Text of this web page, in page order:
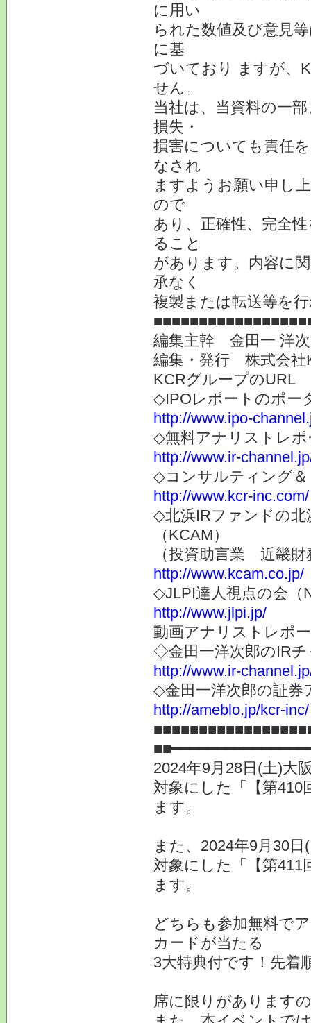
に用い
られた数値及び意見
に基
づいており ますが、
せん。
当社は、当資料の一
損失・
損害についても責任
なされ
ますようお願い申し
ので
あり、正確性、完全
ること
があります。内容に
承なく
複製または転送等を
編集主幹 金田一 洋
編集・発行 株式会社
KCRグループのURL
◇IPOレポートのポー
http://www.ipo-
◇無料アナリストレ
http://www.ir-
◇コンサルティング＆
http://www.kcr-inc.com/
◇北浜IRファンドの
（KCAM）
（投資助言業 近畿財
http://www.kcam.co.jp/
◇JLPI達人視点の会（
http://www.jlpi.jp/
動画アナリストレポ
◇金田一洋次郎のIR
http://www.ir-
◇金田一洋次郎の証券
http://ameblo.jp/kcr-inc/
2024年9月28日(土)大
対象にした「【第410
ます。
また、2024年9月30
対象にした「【第411
ます。
どちらも参加無料で
カードが当たる
3大特典付です！先着
席に限りがあります